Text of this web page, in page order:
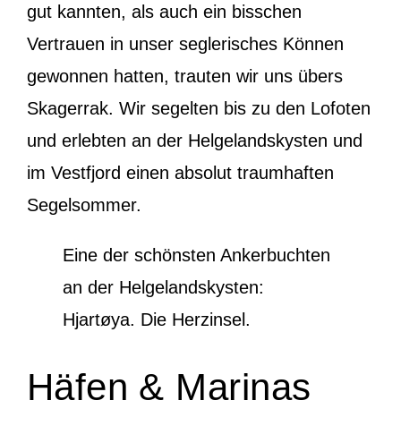
gut kannten, als auch ein bisschen
Vertrauen in unser seglerisches Können
gewonnen hatten, trauten wir uns übers
Skagerrak. Wir segelten bis zu den Lofoten
und erlebten an der Helgelandskysten und
im Vestfjord einen absolut traumhaften
Segelsommer.
Eine der schönsten Ankerbuchten
an der Helgelandskysten:
Hjartøya. Die Herzinsel.
Häfen & Marinas